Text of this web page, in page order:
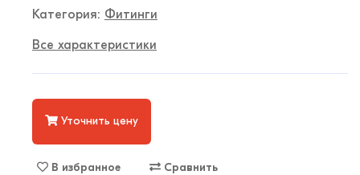
Категория: Фитинги
Все характеристики
Уточнить цену
В избранное Сравнить